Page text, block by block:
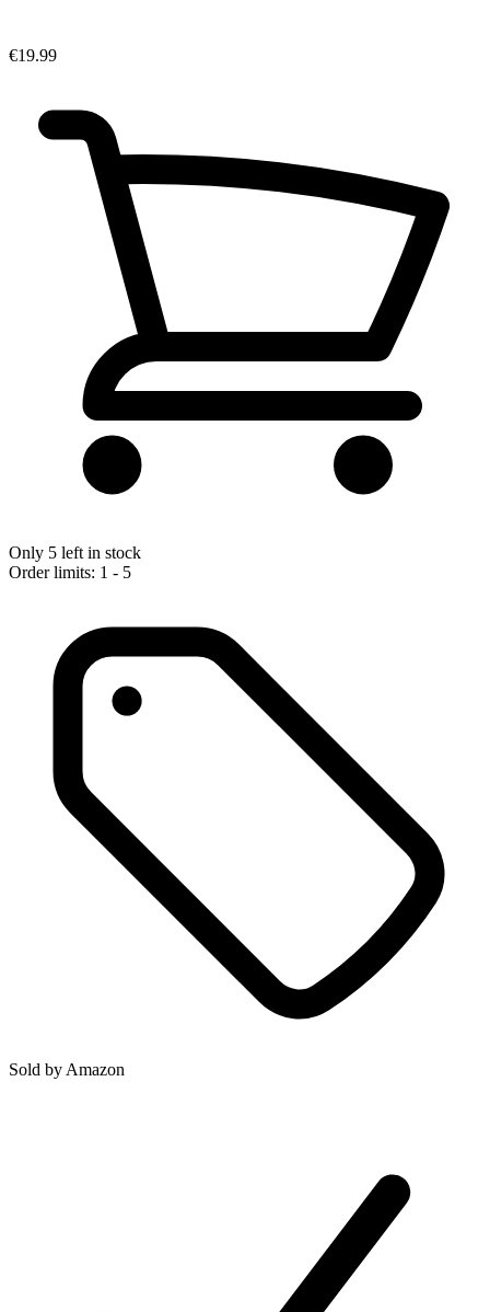
€19.99
Only 5 left in stock
Order limits: 1 - 5
Sold by Amazon